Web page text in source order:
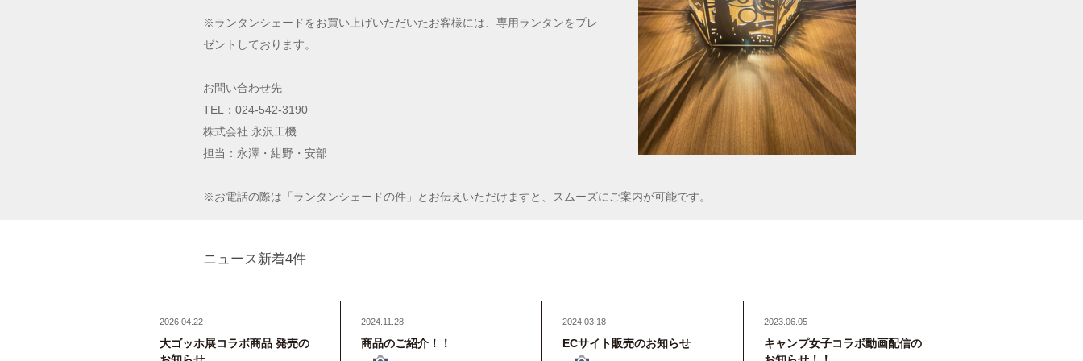
※ランタンシェードをお買い上げいただいたお客様には、専用ランタンをプレ
ゼントしております。
お問い合わせ先
TEL：024-542-3190
株式会社 永沢工機
担当：永澤・紺野・安部
※お電話の際は「ランタンシェードの件」とお伝えいただけますと、スムーズにご案内が可能です。
ニュース新着4件
2026.04.22
大ゴッホ展コラボ商品 発売の
2024.11.28
商品のご紹介！！
2024.03.18
ECサイト販売のお知らせ
2023.06.05
キャンプ女子コラボ動画配信の